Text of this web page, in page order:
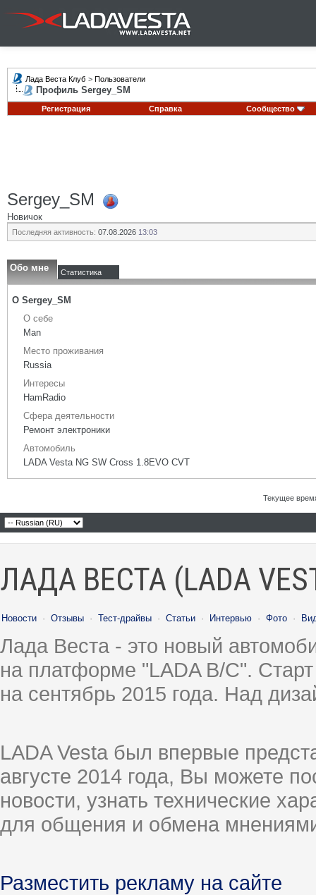
Лада Веста Клуб > Пользователи
Профиль Sergey_SM
Регистрация Справка Сообщество
Sergey_SM
Новичок
Последняя активность: 07.08.2026 13:03
Обо мне Статистика
О Sergey_SM
О себе
Man
Место проживания
Russia
Интересы
HamRadio
Сфера деятельности
Ремонт электроники
Автомобиль
LADA Vesta NG SW Cross 1.8EVO CVT
Текущее
ЛАДА ВЕСТА (LADA
Новости · Отзывы · Тест-драйвы · Статьи · Интервью · Фото ·
Лада Веста - это новый
на платформе "LADA B/C".
на сентябрь 2015 года. Над
LADA Vesta был впервые
августе 2014 года, Вы можете
новости, узнать технические
для общения и обмена
Разместить рекламу на сайте